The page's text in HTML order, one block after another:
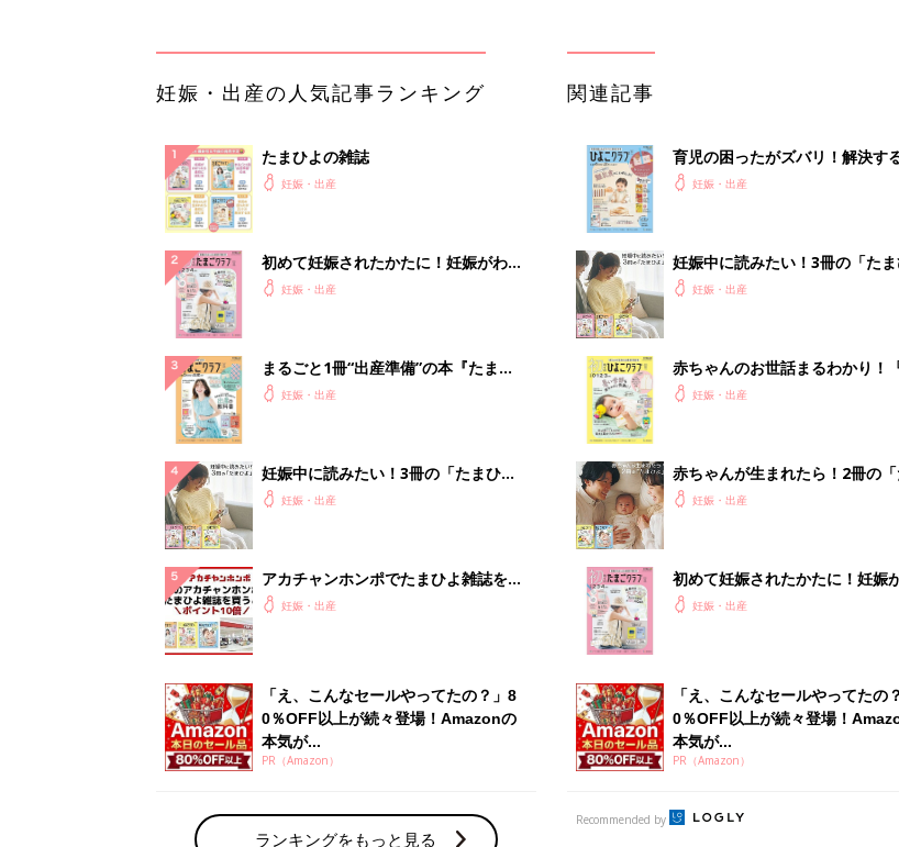
夫婦で予習する 出産の教科書
妊娠中に読みたい！3冊の「たまひ
0％OFF以上が続々登場！Amazonの
本気が...
PR（Amazon）
ランキングをもっと見る
クラブ 夏号』
0％OFF以上が続々登場！
本気が...
PR（Amazon）
妊娠・出産の人気テーマ
赤ちゃんの名前・名づけ
ら
出産予定日計算ツール
り、妊活のタイミングの目安も
「まいにちのたまひよ」出産レポート
たまひよのアプリに寄せられた先輩ママの出産
体験談
お金・手続き
出産費用やもらえるお金・必要な手続きを